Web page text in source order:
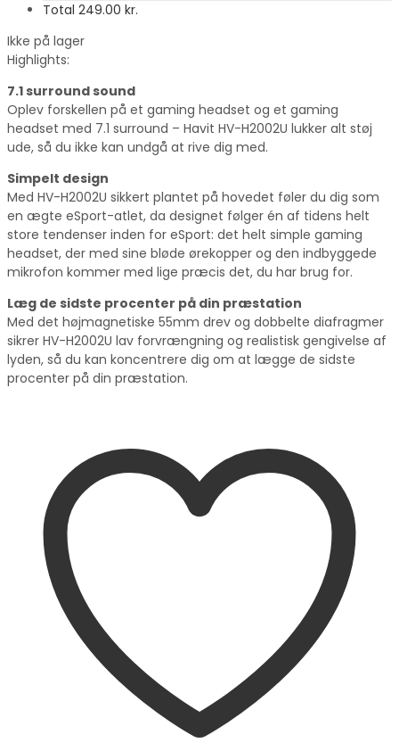
Total 249.00 kr.
Ikke på lager
Highlights:
7.1 surround sound
Oplev forskellen på et gaming headset og et gaming
headset med 7.1 surround – Havit HV-H2002U lukker alt støj
ude, så du ikke kan undgå at rive dig med.
Simpelt design
Med HV-H2002U sikkert plantet på hovedet føler du dig som
en ægte eSport-atlet, da designet følger én af tidens helt
store tendenser inden for eSport: det helt simple gaming
headset, der med sine bløde ørekopper og den indbyggede
mikrofon kommer med lige præcis det, du har brug for.
Læg de sidste procenter på din præstation
Med det højmagnetiske 55mm drev og dobbelte diafragmer
sikrer HV-H2002U lav forvrængning og realistisk gengivelse af
lyden, så du kan koncentrere dig om at lægge de sidste
procenter på din præstation.